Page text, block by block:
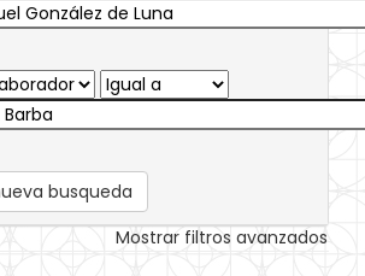
busqueda
Mostrar filtros avanzados